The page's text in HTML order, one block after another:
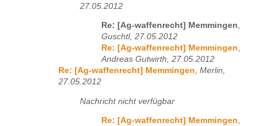
27.05.2012
Re: [Ag-waffenrecht] Memmingen,
Guschtl, 27.05.2012
Re: [Ag-waffenrecht] Memmingen,
Andreas Gutwirth, 27.05.2012
Re: [Ag-waffenrecht] Memmingen, Merlin,
27.05.2012
Nachricht nicht verfügbar
Re: [Ag-waffenrecht] Memmingen,